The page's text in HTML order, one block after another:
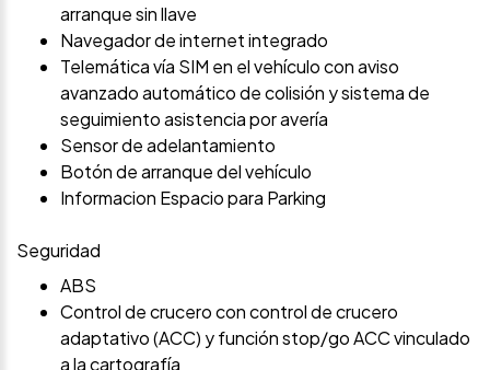
arranque sin llave
Navegador de internet integrado
Telemática vía SIM en el vehículo con aviso
avanzado automático de colisión y sistema de
seguimiento asistencia por avería
Sensor de adelantamiento
Botón de arranque del vehículo
Informacion Espacio para Parking
Seguridad
ABS
Control de crucero con control de crucero
adaptativo (ACC) y función stop/go ACC vinculado
a la cartografía